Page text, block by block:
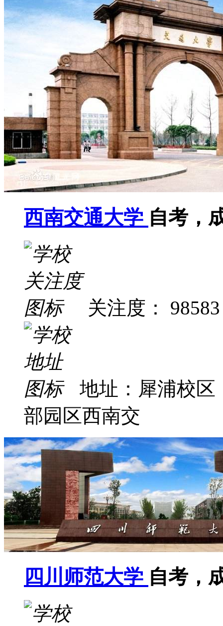
西南交通大学 自考，
关注度： 98583
地址：犀浦校区
部园区西南交
四川师范大学 自考，